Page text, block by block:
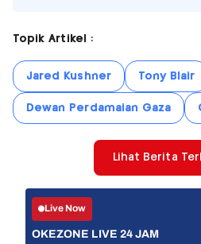
Topik Artikel :
Jared Kushner Tony Blair
Dewan Perdamaian Gaza
Lihat Berita
Live Now
OKEZONE LIVE 24 JAM